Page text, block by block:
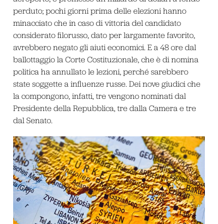
perduto; pochi giorni prima delle elezioni hanno
minacciato che in caso di vittoria del candidato
considerato filorusso, dato per largamente favorito,
avrebbero negato gli aiuti economici. E a 48 ore dal
ballottaggio la Corte Costituzionale, che è di nomina
politica ha annullato le lezioni, perché sarebbero
state soggette a influenze russe. Dei nove giudici che
la compongono, infatti, tre vengono nominati dal
Presidente della Repubblica, tre dalla Camera e tre
dal Senato.